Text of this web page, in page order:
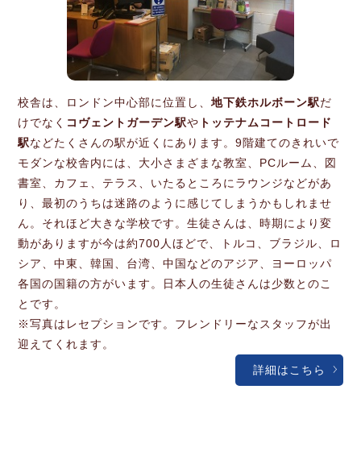
校舎は、ロンドン中心部に位置し、地下鉄ホルボーン駅だ
けでなく コヴェントガーデン駅や トッテナムコートロード
駅などたくさんの駅が近くにあります。9階建てのきれいで
モダンな校舎内には、大小さまざまな教室、PCルーム、図
書室、カフェ、テラス、いたるところにラウンジなどがあ
り、最初のうちは迷路のように感じてしまうかもしれませ
ん。それほど大きな学校です。生徒さんは、時期により変
動がありますが今は約700人ほどで、トルコ、ブラジル、ロ
シア、中東、韓国、台湾、中国などのアジア、ヨーロッパ
各国の国籍の方がいます。日本人の生徒さんは少数とのこ
とです。
※写真はレセプションです。フレンドリーなスタッフが出
迎えてくれます。
詳細はこちら